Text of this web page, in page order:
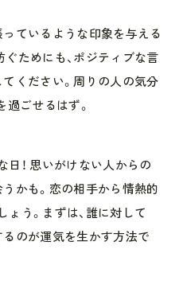
ているような印象を与える
ためにも、ポジティブな言
ください。周りの人の気分
過ごせるはず。
！ 思いがけない人からの
かも。恋の相手から情熱的
う。まずは、誰に対して
るのが運気を生かす方法で